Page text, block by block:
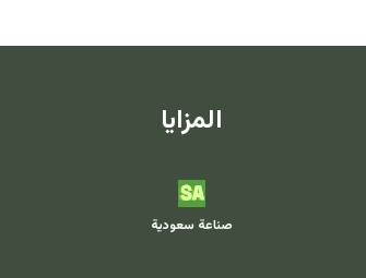
المزايا
صناعة سعودية